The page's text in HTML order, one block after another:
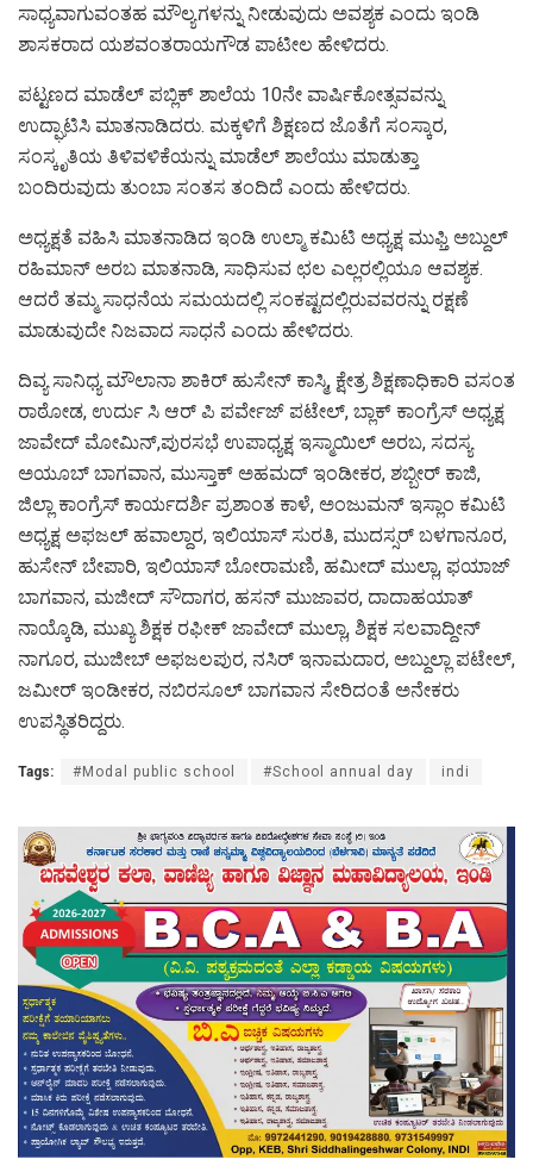
ಸಾಧ್ಯವಾಗುವಂತಹ ಮೌಲ್ಯಗಳನ್ನು ನೀಡುವುದು ಅವಶ್ಯಕ ಎಂದು ಇಂಡಿ
ಶಾಸಕರಾದ ಯಶವಂತರಾಯಗೌಡ ಪಾಟೀಲ ಹೇಳಿದರು.
ಪಟ್ಟಣದ ಮಾಡೆಲ್ ಪಬ್ಲಿಕ್ ಶಾಲೆಯ 10ನೇ ವಾರ್ಷಿಕೋತ್ಸವವನ್ನು
ಉದ್ಘಾಟಿಸಿ ಮಾತನಾಡಿದರು. ಮಕ್ಕಳಿಗೆ ಶಿಕ್ಷಣದ ಜೊತೆಗೆ ಸಂಸ್ಕಾರ,
ಸಂಸ್ಕೃತಿಯ ತಿಳಿವಳಿಕೆಯನ್ನು ಮಾಡೆಲ್ ಶಾಲೆಯು ಮಾಡುತ್ತಾ
ಬಂದಿರುವುದು ತುಂಬಾ ಸಂತಸ ತಂದಿದೆ ಎಂದು ಹೇಳಿದರು.
ಅಧ್ಯಕ್ಷತೆ ವಹಿಸಿ ಮಾತನಾಡಿದ ಇಂಡಿ ಉಲ್ಮಾ ಕಮಿಟಿ ಅಧ್ಯಕ್ಷ ಮುಫ್ತಿ ಅಬ್ದುಲ್
ರಹಿಮಾನ್ ಅರಬ ಮಾತನಾಡಿ, ಸಾಧಿಸುವ ಛಲ ಎಲ್ಲರಲ್ಲಿಯೂ ಆವಶ್ಯಕ.
ಆದರೆ ತಮ್ಮ ಸಾಧನೆಯ ಸಮಯದಲ್ಲಿ ಸಂಕಷ್ಟದಲ್ಲಿರುವವರನ್ನು ರಕ್ಷಣೆ
ಮಾಡುವುದೇ ನಿಜವಾದ ಸಾಧನೆ ಎಂದು ಹೇಳಿದರು.
ದಿವ್ಯ ಸಾನಿಧ್ಯ ಮೌಲಾನಾ ಶಾಕಿರ್ ಹುಸೇನ್ ಕಾಸ್ಮಿ, ಕ್ಷೇತ್ರ ಶಿಕ್ಷಣಾಧಿಕಾರಿ ವಸಂತ
ರಾಠೋಡ, ಉರ್ದು ಸಿ ಆರ್ ಪಿ ಪರ್ವೇಜ್ ಪಟೇಲ್, ಬ್ಲಾಕ್ ಕಾಂಗ್ರೆಸ್ ಅಧ್ಯಕ್ಷ
ಜಾವೇದ್ ಮೋಮಿನ್,ಪುರಸಭೆ ಉಪಾಧ್ಯಕ್ಷ ಇಸ್ಮಾಯಿಲ್ ಅರಬ, ಸದಸ್ಯ
ಅಯೂಬ್ ಬಾಗವಾನ, ಮುಸ್ತಾಕ್ ಅಹಮದ್ ಇಂಡೀಕರ, ಶಬ್ಬೀರ್ ಕಾಜಿ,
ಜಿಲ್ಲಾ ಕಾಂಗ್ರೆಸ್ ಕಾರ್ಯದರ್ಶಿ ಪ್ರಶಾಂತ ಕಾಳೆ, ಅಂಜುಮನ್ ಇಸ್ಲಾಂ ಕಮಿಟಿ
ಅಧ್ಯಕ್ಷ ಅಫಜಲ್ ಹವಾಲ್ದಾರ, ಇಲಿಯಾಸ್ ಸುರತಿ, ಮುದಸ್ಸರ್ ಬಳಗಾನೂರ,
ಹುಸೇನ್ ಬೇಪಾರಿ, ಇಲಿಯಾಸ್ ಬೋರಾಮಣಿ, ಹಮೀದ್ ಮುಲ್ಲಾ, ಫಯಾಜ್
ಬಾಗವಾನ, ಮಜೀದ್ ಸೌದಾಗರ, ಹಸನ್ ಮುಜಾವರ, ದಾದಾಹಯಾತ್
ನಾಯ್ಕೊಡಿ, ಮುಖ್ಯ ಶಿಕ್ಷಕ ರಫೀಕ್ ಜಾವೇದ್ ಮುಲ್ಲಾ, ಶಿಕ್ಷಕ ಸಲವಾದ್ದೀನ್
ನಾಗೂರ, ಮುಜೀಬ್ ಅಫಜಲಪುರ, ನಸಿರ್ ಇನಾಮದಾರ, ಅಬ್ದುಲ್ಲಾ ಪಟೇಲ್,
ಜಮೀರ್ ಇಂಡೀಕರ, ನಬಿರಸೂಲ್ ಬಾಗವಾನ ಸೇರಿದಂತೆ ಅನೇಕರು
ಉಪಸ್ಥಿತರಿದ್ದರು.
Tags: #Modal public school #School annual day indi